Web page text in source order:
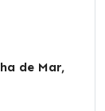
de Mar,